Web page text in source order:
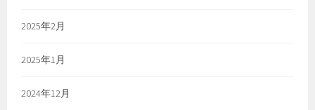
2025年2月
2025年1月
2024年12月